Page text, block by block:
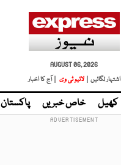
AUGUST 06, 2026
اشتہار لگائیں |
لائیو ٹی وی | آج کا اخبار
کھیل خاص خبریں پاکستان